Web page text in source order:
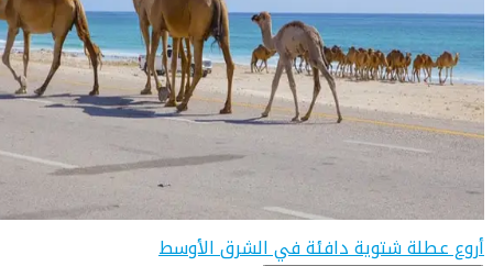
أروع عطلة شتوية دافئة في الشرق الأوسط